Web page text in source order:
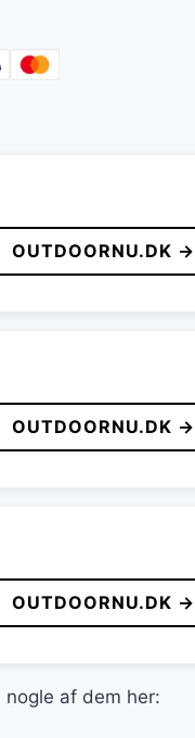
OUTDOORNU.DK →
OUTDOORNU.DK →
OUTDOORNU.DK →
af dem her: